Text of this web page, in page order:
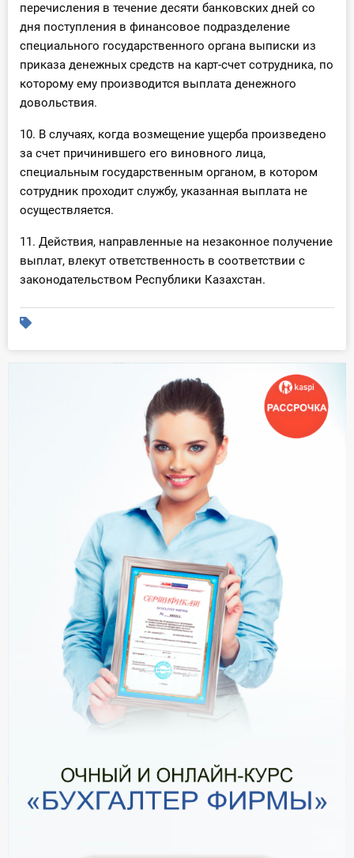
перечисления в течение десяти банковских дней со
дня поступления в финансовое подразделение
специального государственного органа выписки из
приказа денежных средств на карт-счет сотрудника, по
которому ему производится выплата денежного
довольствия.
10. В случаях, когда возмещение ущерба произведено
за счет причинившего его виновного лица,
специальным государственным органом, в котором
сотрудник проходит службу, указанная выплата не
осуществляется.
11. Действия, направленные на незаконное получение
выплат, влекут ответственность в соответствии с
законодательством Республики Казахстан.